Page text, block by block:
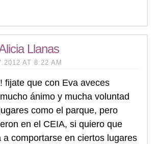
Llanas
AT 8:22 AM
fijate que con Eva aveces
ánimo y mucha voluntad
como el parque, pero
en el CEIA, si quiero que
a comportarse en ciertos lugares